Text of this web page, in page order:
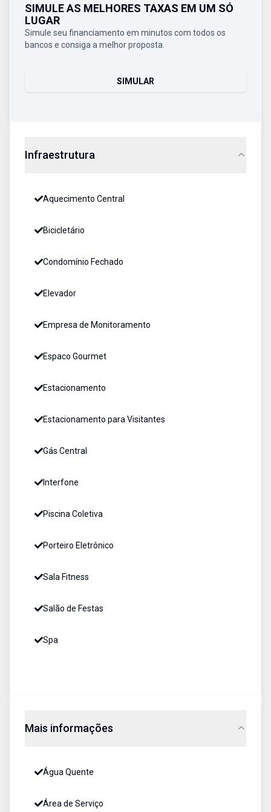
SIMULE AS MELHORES TAXAS EM UM SÓ
LUGAR
Simule seu financiamento em minutos com todos os
bancos e consiga a melhor proposta.
SIMULAR
Infraestrutura
Aquecimento Central
Bicicletário
Condomínio Fechado
Elevador
Empresa de Monitoramento
Espaco Gourmet
Estacionamento
Estacionamento para Visitantes
Gás Central
Interfone
Piscina Coletiva
Porteiro Eletrônico
Sala Fitness
Salão de Festas
Spa
Mais informações
Água Quente
Área de Serviço